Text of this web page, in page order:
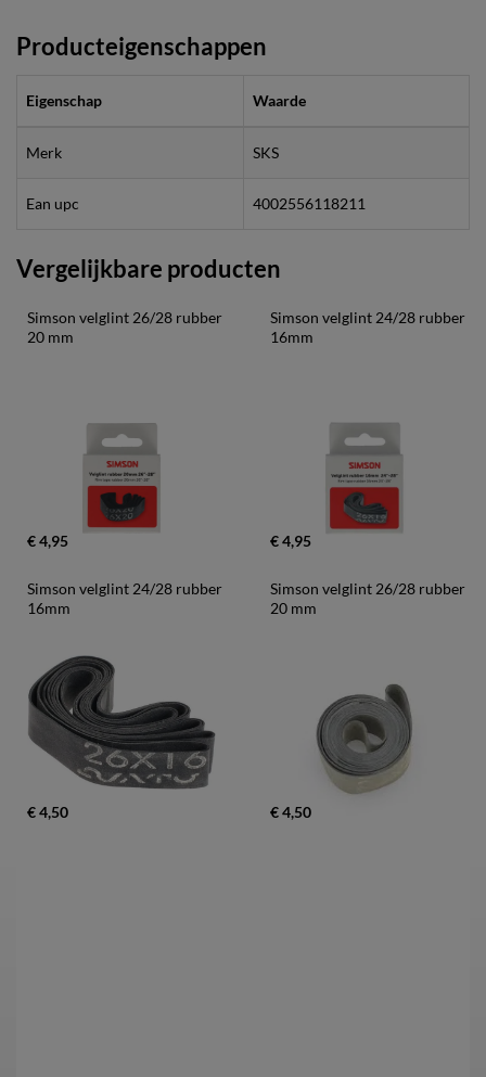
Producteigenschappen
Eigenschap Waarde
Merk SKS
Ean upc 4002556118211
Vergelijkbare producten
Simson velglint 26/28 rubber
20 mm
€ 4,95
Simson velglint 24/28 rubber
16mm
€ 4,95
Simson velglint 24/28 rubber
16mm
€ 4,50
Simson velglint 26/28 rubber
20 mm
€ 4,50